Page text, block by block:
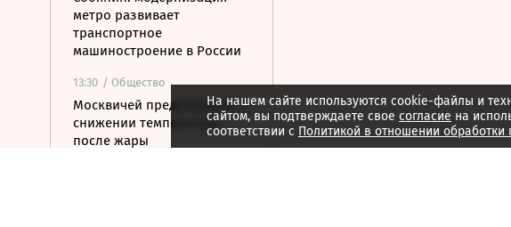
метро развивает
транспортное
машиностроение в России
13:30 / Общество
Москвичей предупредили о
снижении температуры
после жары
На нашем сайте используются cookie-файлы и
сайтом, вы подтверждаете свое согласие на
соответствии с Политикой в отношении